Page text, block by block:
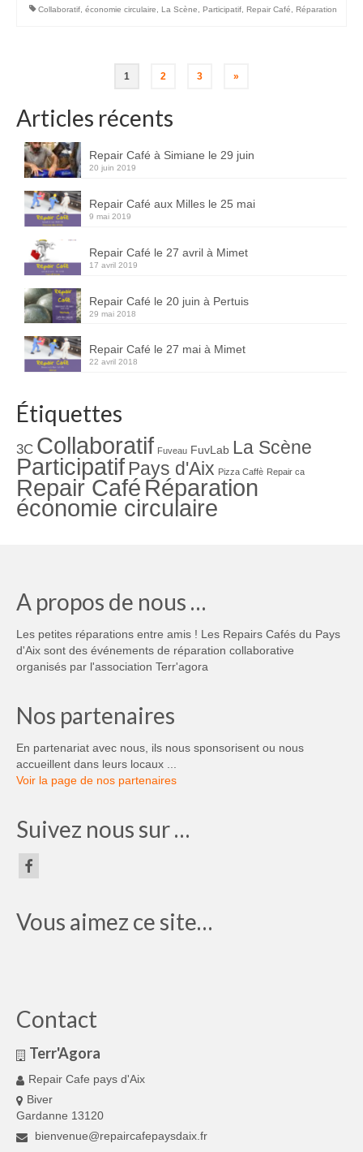
Collaboratif, économie circulaire, La Scène, Participatif, Repair Café, Réparation
Navigation
des
articles
1 2 3 »
Articles récents
Repair Café à Simiane le 29 juin
20 juin 2019
Repair Café aux Milles le 25 mai
9 mai 2019
Repair Café le 27 avril à Mimet
17 avril 2019
Repair Café le 20 juin à Pertuis
29 mai 2018
Repair Café le 27 mai à Mimet
22 avril 2018
Étiquettes
3C Collaboratif Fuveau FuvLab La Scène
Participatif Pays d'Aix Pizza Caffè Repair ca
Repair Café Réparation
économie circulaire
A propos de nous …
Les petites réparations entre amis ! Les Repairs Cafés du Pays
d'Aix sont des événements de réparation collaborative
organisés par l'association Terr'agora
Nos partenaires
En partenariat avec nous, ils nous sponsorisent ou nous
accueillent dans leurs locaux ...
Voir la page de nos partenaires
Suivez nous sur …
Vous aimez ce site…
Contact
Terr'Agora
Repair Cafe pays d'Aix
Biver
Gardanne 13120
bienvenue@repaircafepaysdaix.fr